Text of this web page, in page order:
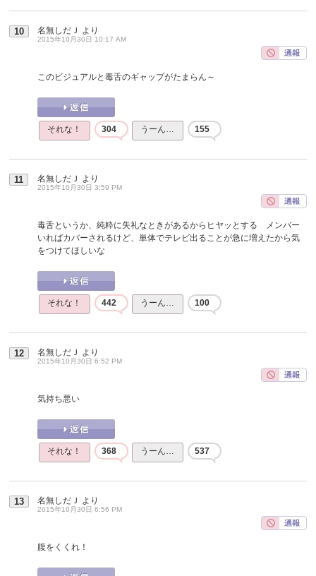
10 名無しだＪ より
2015年10月30日 10:17 AM
このビジュアルと毒舌のギャップがたまらん～
それな！ 304 うーん… 155
11 名無しだＪ より
2015年10月30日 3:59 PM
毒舌というか、純粋に失礼なときがあるからヒヤッとする メンバー
いればカバーされるけど、単体でテレビ出ることが急に増えたから気
をつけてほしいな
それな！ 442 うーん… 100
12 名無しだＪ より
2015年10月30日 6:52 PM
気持ち悪い
それな！ 368 うーん… 537
13 名無しだＪ より
2015年10月30日 6:56 PM
腹をくくれ！